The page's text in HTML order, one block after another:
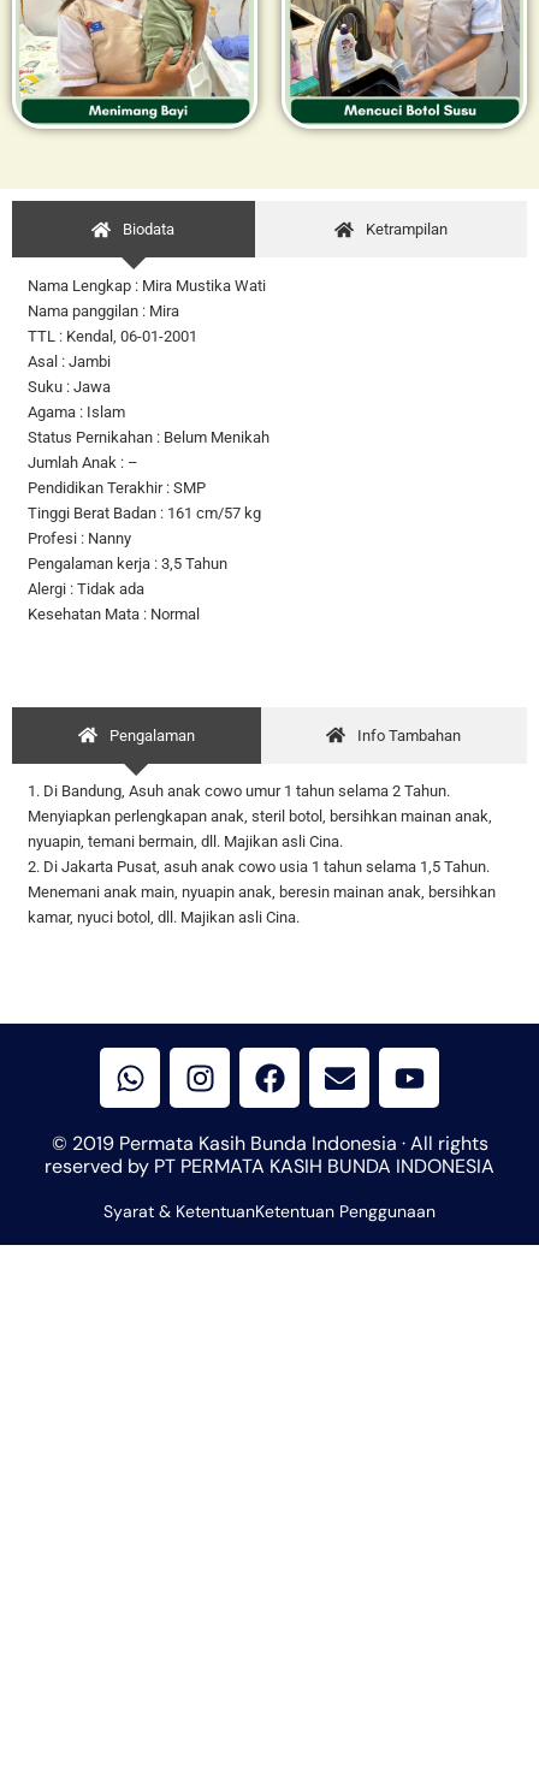
Biodata Ketrampilan
Nama Lengkap : Mira Mustika Wati
Nama panggilan : Mira
TTL : Kendal, 06-01-2001
Asal : Jambi
Suku : Jawa
Agama : Islam
Status Pernikahan : Belum Menikah
Jumlah Anak : –
Pendidikan Terakhir : SMP
Tinggi Berat Badan : 161 cm/57 kg
Profesi : Nanny
Pengalaman kerja : 3,5 Tahun
Alergi : Tidak ada
Kesehatan Mata : Normal
Pengalaman Info Tambahan
1. Di Bandung, Asuh anak cowo umur 1 tahun selama 2 Tahun.
Menyiapkan perlengkapan anak, steril botol, bersihkan mainan anak,
nyuapin, temani bermain, dll. Majikan asli Cina.
2. Di Jakarta Pusat, asuh anak cowo usia 1 tahun selama 1,5 Tahun.
Menemani anak main, nyuapin anak, beresin mainan anak, bersihkan
kamar, nyuci botol, dll. Majikan asli Cina.
h
a
t
s
a
p
p
n
s
t
a
r
a
a
c
b
o
k
n
v
e
l
p
e
o
u
t
u
e
© 2019 Permata Kasih Bunda Indonesia · All rights
reserved by PT PERMATA KASIH BUNDA INDONESIA
Syarat & KetentuanKetentuan Penggunaan